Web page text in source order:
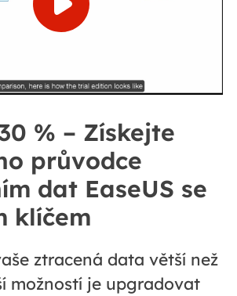
% – Získejte
průvodce
dat EaseUS se
klíčem
ztracená data větší než
možností je upgradovat